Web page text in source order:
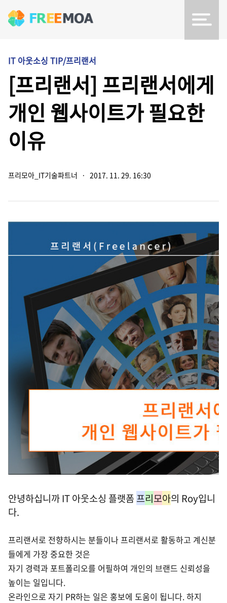
IT 아웃소싱 TIP/프리랜서
[프리랜서] 프리랜서에게
개인 웹사이트가 필요한
이유
프리모아_IT기술파트너 · 2017. 11. 29. 16:30
안녕하십니까 IT 아웃소싱 플랫폼 프리모아의 Roy입니
다.
프리랜서로 전향하시는 분들이나 프리랜서로 활동하고 계신분
들에게 가장 중요한 것은
자기 경력과 포트폴리오를 어필하여 개인의 브랜드 신뢰성을
높이는 일입니다.
온라인으로 자기 PR하는 일은 홍보에 도움이 됩니다.하지